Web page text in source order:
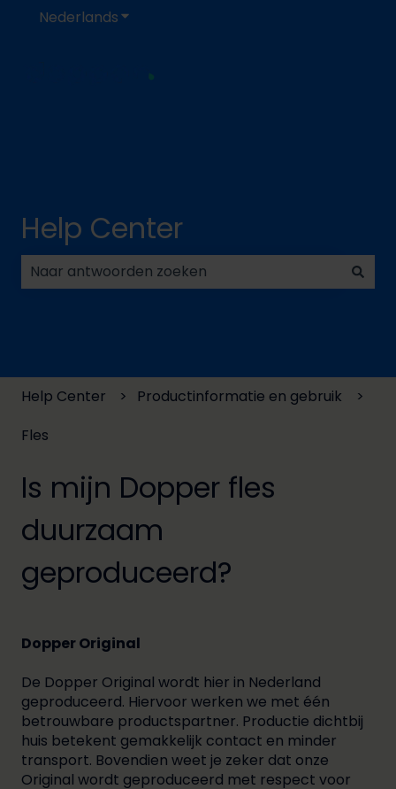
NederlandsSubmenu tonen voor vertalingen
Help Center
Help Center
Productinformatie en gebruik
Fles
Is mijn Dopper fles
duurzaam
geproduceerd?
Dopper Original
De Dopper Original wordt hier in Nederland
geproduceerd. Hiervoor werken we met één
betrouwbare productspartner. Productie dichtbij
huis betekent gemakkelijk contact en minder
transport. Bovendien weet je zeker dat onze
Original wordt geproduceerd met respect voor